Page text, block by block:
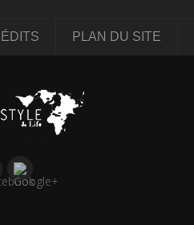
PLAN DU SITE